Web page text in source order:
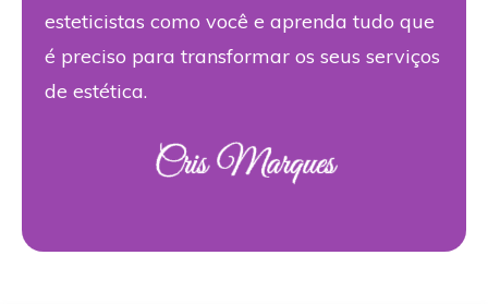
esteticistas como você e aprenda tudo que
é preciso para transformar os seus serviços
de estética.